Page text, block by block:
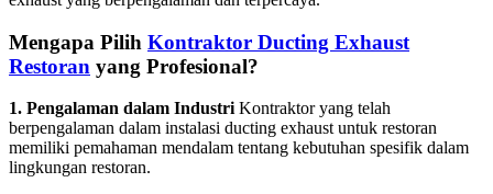
Mengapa Pilih Kontraktor Ducting Exhaust
Restoran yang Profesional?
1. Pengalaman dalam Industri Kontraktor yang telah
berpengalaman dalam instalasi ducting exhaust untuk restoran
memiliki pemahaman mendalam tentang kebutuhan spesifik dalam
lingkungan restoran.